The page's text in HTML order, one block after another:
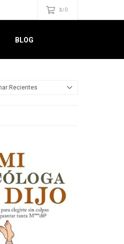
BLOG
$U 0
Recientes